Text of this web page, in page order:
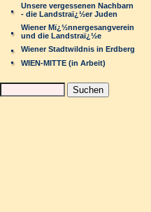
Unsere vergessenen Nachbarn
- die Landstraï¿½er Juden
Wiener Mï¿½nnergesangverein
und die Landstraï¿½e
Wiener Stadtwildnis in Erdberg
WIEN-MITTE (in Arbeit)